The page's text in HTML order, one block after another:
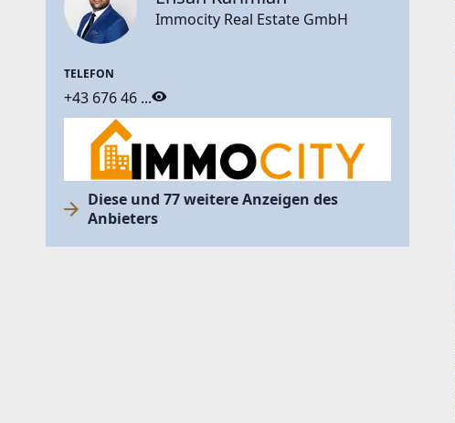
Immocity Real Estate GmbH
TELEFON
+43 676 46 ...
Diese und 77 weitere Anzeigen des
Anbieters